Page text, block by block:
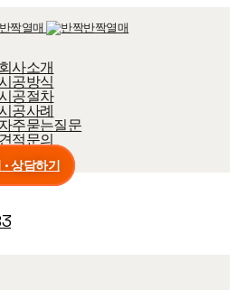
회사소개
공방식
공절차
공사례
자주묻는질문
견적문의
· 상담하기